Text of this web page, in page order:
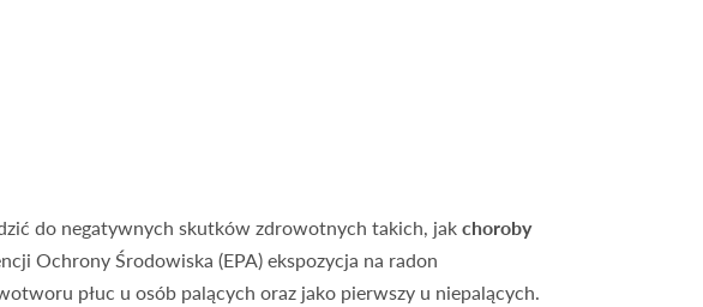
do negatywnych skutków zdrowotnych takich, jakchoroby
Ochrony Środowiska (EPA) ekspozycja na radon
płuc u osób palących oraz jako pierwszy u niepalących.